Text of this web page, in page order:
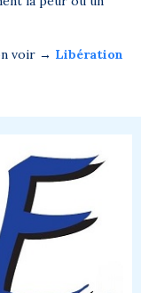
voir → Libération